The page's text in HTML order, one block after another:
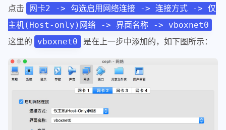
点击
网卡2 -> 勾选启用网络连接 -> 连接方式 -> 仅
主机(Host-only)网络 -> 界面名称 -> vboxnet0
这里的 vboxnet0 是在上一步中添加的，如下图所示：